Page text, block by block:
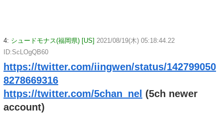
4: シュードモナス(福岡県) [US] 2021/08/19(木) 05:18:44.22
ID:ScLOgQB60
https://twitter.com/iingwen/status/142799050
8278669316
https://twitter.com/5chan_nel (5ch newer
account)